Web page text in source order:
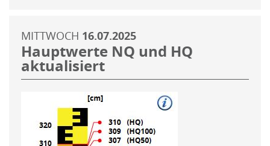
MITTWOCH 16.07.2025
Hauptwerte NQ und HQ
aktualisiert